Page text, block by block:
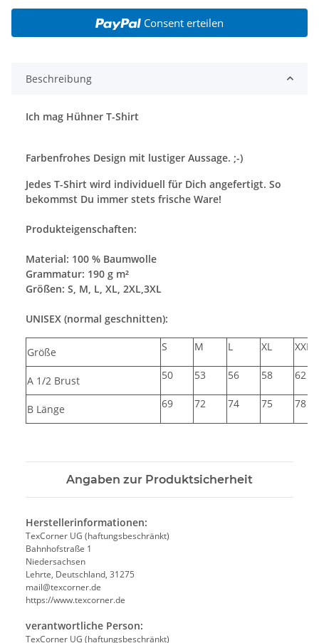
Consent erteilen
Beschreibung
Ich mag Hühner T-Shirt
Farbenfrohes Design mit lustiger Aussage. ;-)
Jedes T-Shirt wird individuell für Dich angefertigt. So
bekommst Du immer stets frische Ware!
Produkteigenschaften:
Material: 100 % Baumwolle
Grammatur: 190 g m²
Größen: S, M, L, XL, 2XL,3XL
UNISEX (normal geschnitten):
Größe S M L XL XXL
A 1/2 Brust 50 53 56 58 62
B Länge 69 72 74 75 78
Angaben zur Produktsicherheit
Herstellerinformationen:
TexCorner UG (haftungsbeschränkt)
Bahnhofstraße 1
Niedersachsen
Lehrte, Deutschland, 31275
mail@texcorner.de
https://www.texcorner.de
verantwortliche Person:
TexCorner UG (haftungsbeschränkt)